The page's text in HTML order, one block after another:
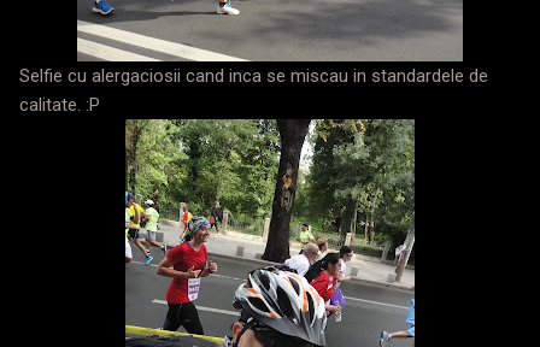
Selfie cu alergaciosii cand inca se miscau in standardele de
calitate. :P